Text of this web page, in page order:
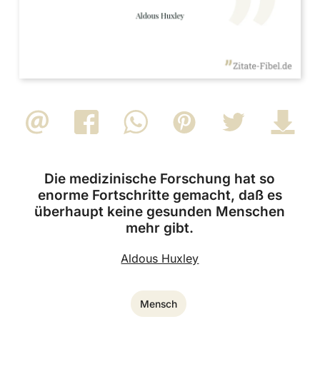
Die medizinische Forschung hat so
enorme Fortschritte gemacht, daß es
überhaupt keine gesunden Menschen
mehr gibt.
Aldous Huxley
Mensch